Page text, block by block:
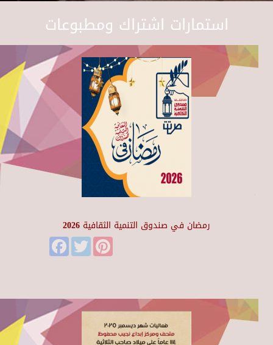
استمارات اشتراك ومطبوعات
رمضان في صندوق التنمية الثقافية 2026
FacebookTwitter